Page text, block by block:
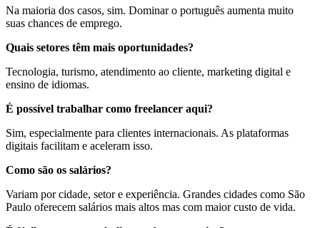
Na maioria dos casos, sim. Dominar o português aumenta muito
suas chances de emprego.
Quais setores têm mais oportunidades?
Tecnologia, turismo, atendimento ao cliente, marketing digital e
ensino de idiomas.
É possível trabalhar como freelancer aqui?
Sim, especialmente para clientes internacionais. As plataformas
digitais facilitam e aceleram isso.
Como são os salários?
Variam por cidade, setor e experiência. Grandes cidades como São
Paulo oferecem salários mais altos mas com maior custo de vida.